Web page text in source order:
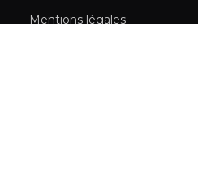
Mentions légales